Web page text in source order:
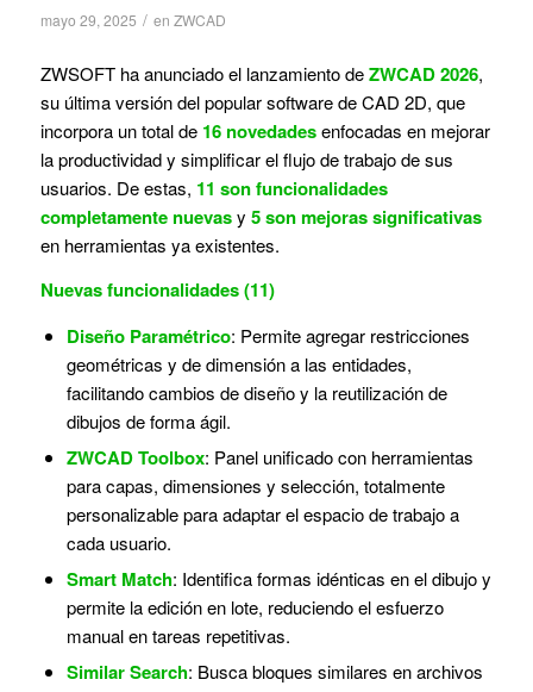
mayo 29, 2025 / en ZWCAD
ZWSOFT ha anunciado el lanzamiento deZWCAD 2026,
su última versión del popular software de CAD 2D, que
incorpora un total de 16 novedadesenfocadas en mejorar
la productividad y simplificar el flujo de trabajo de sus
usuarios. De estas, 11 son funcionalidades
completamente nuevasy 5 son mejoras significativas
en herramientas ya existentes.
Nuevas funcionalidades (11)
Diseño Paramétrico: Permite agregar restricciones
geométricas y de dimensión a las entidades,
facilitando cambios de diseño y la reutilización de
dibujos de forma ágil.
ZWCAD Toolbox: Panel unificado con herramientas
para capas, dimensiones y selección, totalmente
personalizable para adaptar el espacio de trabajo a
cada usuario.
Smart Match: Identifica formas idénticas en el dibujo y
permite la edición en lote, reduciendo el esfuerzo
manual en tareas repetitivas.
Similar Search: Busca bloques similares en archivos